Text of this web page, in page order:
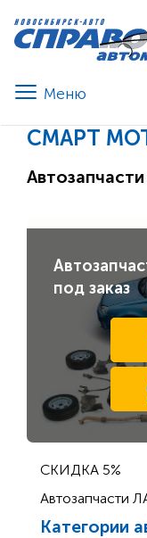
СМАРТ
под заказ
СКИДКА 5%
Автозапчасти
Категории